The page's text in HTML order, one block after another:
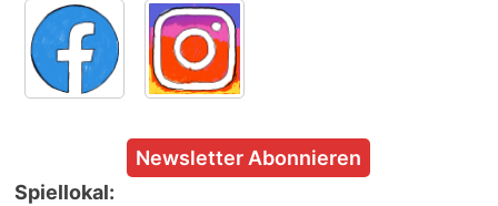
Newsletter Abonnieren
Spiellokal: